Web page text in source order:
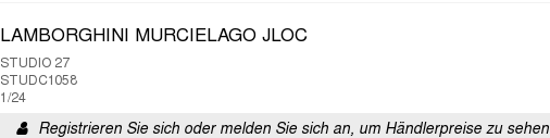
LAMBORGHINI MURCIELAGO JLOC
STUDIO 27
STUDC1058
1/24
Registrieren Sie sich oder melden Sie sich an, um Händlerpreise zu sehen